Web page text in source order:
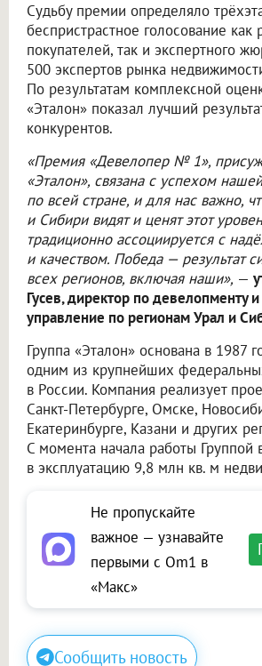
Судьбу премии определяло
беспристрастное голосование как
покупателей, так и экспертного
500 экспертов рынка
По результатам комплексной
«Эталон» показал лучший
конкурентов.
«Премия «Девелопер № 1»,
«Эталон», связана с успехом
по всей стране, и для нас важно,
и Сибири видят и ценят этот
традиционно ассоциируется с
и качеством. Победа — результат
всех регионов, включая наши», —
Гусев, директор по девелопменту и
управление по регионам Урал и
Группа «Эталон» основана в 1987
одним из крупнейших
в России. Компания реализует
Санкт-Петербурге, Омске,
Екатеринбурге, Казани и других
С момента начала работы Группой
в эксплуатацию 9,8 млн кв. м
Не пропускайте
важное — узнавайте
первыми с Om1 в
«Макс»
Сообщить новость